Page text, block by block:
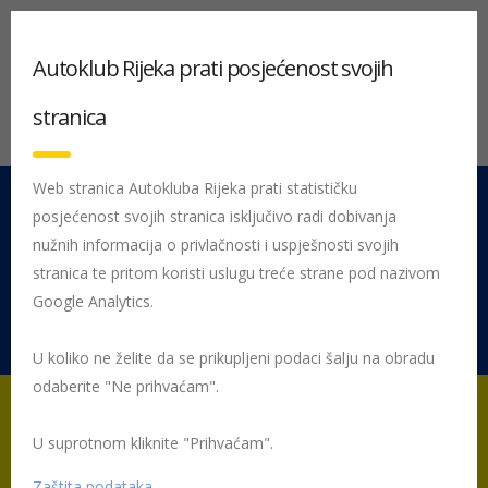
051 212 442 Centrala
Pon - Pet 08:00 - 16:00
Rujevica 9/1, 51000 Rijeka
Početna Posljednje objavljene novosti
Autoklub Rijeka prati posjećenost svojih
stranica
Web stranica Autokluba Rijeka prati statističku
posjećenost svojih stranica isključivo radi dobivanja
nužnih informacija o privlačnosti i uspješnosti svojih
stranica te pritom koristi uslugu treće strane pod nazivom
Google Analytics.
U koliko ne želite da se prikupljeni podaci šalju na obradu
odaberite "Ne prihvaćam".
U suprotnom kliknite "Prihvaćam".